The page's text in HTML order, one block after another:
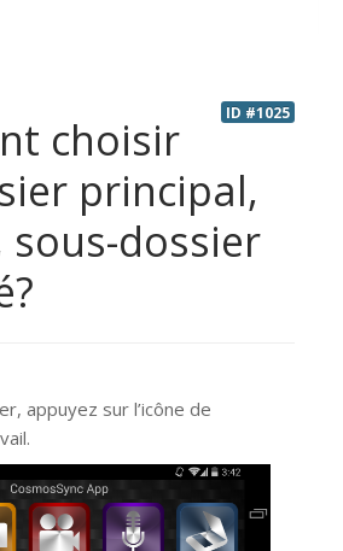
ID #1025
choisir
principal,
sous-dossier
appuyez sur l’icône de